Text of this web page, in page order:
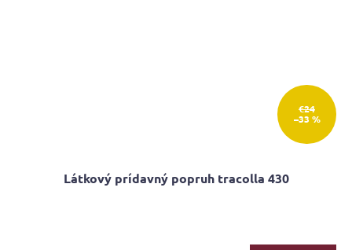
€24
–33 %
Látkový prídavný popruh tracolla 430